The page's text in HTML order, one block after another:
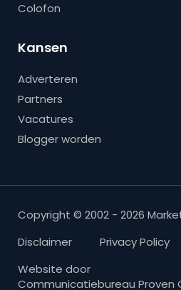
Colofon
Kansen
Adverteren
Partners
Vacatures
Blogger worden
Copyright © 2002 - 2026
Disclaimer
Privacy Policy
Website door
Communicatiebureau Proven